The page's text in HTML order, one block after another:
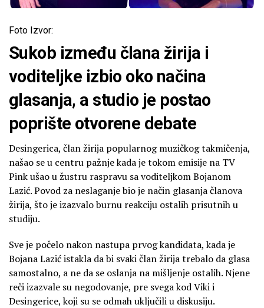
Foto Izvor:
Sukob između člana žirija i
voditeljke izbio oko načina
glasanja, a studio je postao
poprište otvorene debate
Desingerica, član žirija popularnog muzičkog takmičenja,
našao se u centru pažnje kada je tokom emisije na TV
Pink ušao u žustru raspravu sa voditeljkom Bojanom
Lazić. Povod za neslaganje bio je način glasanja članova
žirija, što je izazvalo burnu reakciju ostalih prisutnih u
studiju.
Sve je počelo nakon nastupa prvog kandidata, kada je
Bojana Lazić istakla da bi svaki član žirija trebalo da glasa
samostalno, a ne da se oslanja na mišljenje ostalih. Njene
reči izazvale su negodovanje, pre svega kod Viki i
Desingerice, koji su se odmah uključili u diskusiju.